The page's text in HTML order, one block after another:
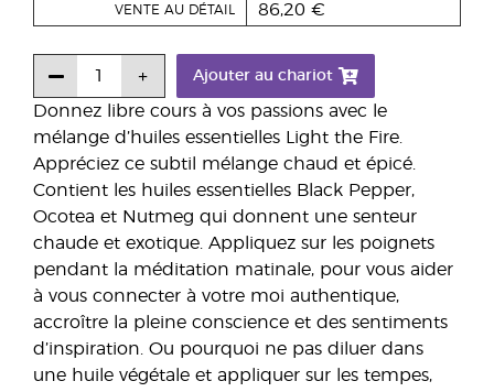
Donnez libre cours à vos passions avec le
mélange d’huiles essentielles Light the Fire.
Appréciez ce subtil mélange chaud et épicé.
Contient les huiles essentielles Black Pepper,
Ocotea et Nutmeg qui donnent une senteur
chaude et exotique. Appliquez sur les poignets
pendant la méditation matinale, pour vous aider
à vous connecter à votre moi authentique,
accroître la pleine conscience et des sentiments
d’inspiration. Ou pourquoi ne pas diluer dans
une huile végétale et appliquer sur les tempes,
VENTE AU DÉTAIL 86,20 €
Ajouter au chariot